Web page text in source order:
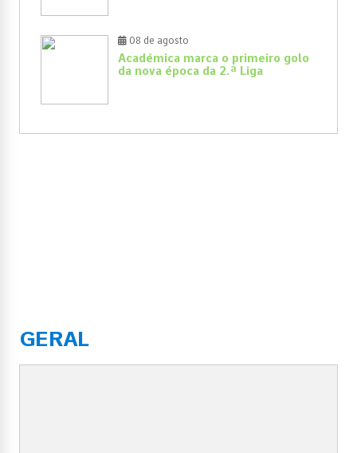
08 de agosto
Académica marca o primeiro golo
da nova época da 2.ª Liga
GERAL